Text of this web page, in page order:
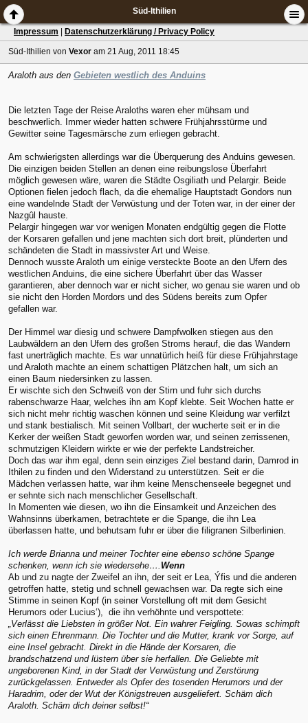
Süd-Ithilien
Impressum Datenschutzerklärung / Privacy Policy
Süd-Ithilien von Vexor am 21 Aug, 2011 18:45
Araloth aus den Gebieten westlich des Anduins
Die letzten Tage der Reise Araloths waren eher mühsam und
beschwerlich. Immer wieder hatten schwere Frühjahrsstürme und
Gewitter seine Tagesmärsche zum erliegen gebracht.
Am schwierigsten allerdings war die Überquerung des Anduins gewesen.
Die einzigen beiden Stellen an denen eine reibungslose Überfahrt
möglich gewesen wäre, waren die Städte Osgiliath und Pelargir. Beide
Optionen fielen jedoch flach, da die ehemalige Hauptstadt Gondors nun
eine wandelnde Stadt der Verwüstung und der Toten war, in der einer der
Nazgûl hauste.
Pelargir hingegen war vor wenigen Monaten endgültig gegen die Flotte
der Korsaren gefallen und jene machten sich dort breit, plünderten und
schändeten die Stadt in massivster Art und Weise.
Dennoch wusste Araloth um einige versteckte Boote an den Ufern des
westlichen Anduins, die eine sichere Überfahrt über das Wasser
garantieren, aber dennoch war er nicht sicher, wo genau sie waren und ob
sie nicht den Horden Mordors und des Südens bereits zum Opfer
gefallen war.
Der Himmel war diesig und schwere Dampfwolken stiegen aus den
Laubwäldern an den Ufern des großen Stroms herauf, die das Wandern
fast unerträglich machte. Es war unnatürlich heiß für diese Frühjahrstage
und Araloth machte an einem schattigen Plätzchen halt, um sich an
einen Baum niedersinken zu lassen.
Er wischte sich den Schweiß von der Stirn und fuhr sich durchs
rabenschwarze Haar, welches ihn am Kopf klebte. Seit Wochen hatte er
sich nicht mehr richtig waschen können und seine Kleidung war verfilzt
und stank bestialisch. Mit seinen Vollbart, der wucherte seit er in die
Kerker der weißen Stadt geworfen worden war, und seinen zerrissenen,
schmutzigen Kleidern wirkte er wie der perfekte Landstreicher.
Doch das war ihm egal, denn sein einziges Ziel bestand darin, Damrod in
Ithilen zu finden und den Widerstand zu unterstützen. Seit er die
Mädchen verlassen hatte, war ihm keine Menschenseele begegnet und
er sehnte sich nach menschlicher Gesellschaft.
In Momenten wie diesen, wo ihn die Einsamkeit und Anzeichen des
Wahnsinns überkamen, betrachtete er die Spange, die ihn Lea
überlassen hatte, und behutsam fuhr er über die filigranen Silberlinien.
Ich werde Brianna und meiner Tochter eine ebenso schöne Spange
schenken, wenn ich sie wiedersehe…. Wenn
Ab und zu nagte der Zweifel an ihn, der seit er Lea, Ýfis und die anderen
getroffen hatte, stetig und schnell gewachsen war. Da regte sich eine
Stimme in seinen Kopf (in seiner Vorstellung oft mit dem Gesicht
Herumors oder Lucius‘), die ihn verhöhnte und verspottete:
„Verlässt die Liebsten in größer Not. Ein wahrer Feigling. Sowas schimpft
sich einen Ehrenmann. Die Tochter und die Mutter, krank vor Sorge, auf
eine Insel gebracht. Direkt in die Hände der Korsaren, die
brandschatzend und lüstern über sie herfallen. Die Geliebte mit
ungeborenen Kind, in der Stadt der Verwüstung und Zerstörung
zurückgelassen. Entweder als Opfer des tosenden Herumors und der
Haradrim, oder der Wut der Königstreuen ausgeliefert. Schäm dich
Araloth. Schäm dich deiner selbst!“